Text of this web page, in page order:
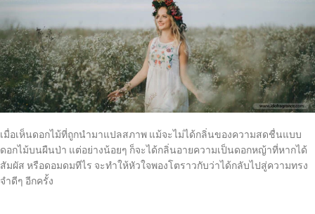
เมื่อเห็นดอกไม้ที่ถูกนำมาแปลสภาพ แม้จะไม่ได้กลิ่นของความสดชื่นแบบ
ดอกไม้บนผืนป่า แต่อย่างน้อยๆ ก็จะได้กลิ่นอายความเป็นดอกหญ้าที่หากได้
สัมผัส หรือดอมดมทีไร จะทำให้หัวใจพองโตราวกับว่าได้กลับไปสู่ความทรง
จำดีๆ อีกครั้ง